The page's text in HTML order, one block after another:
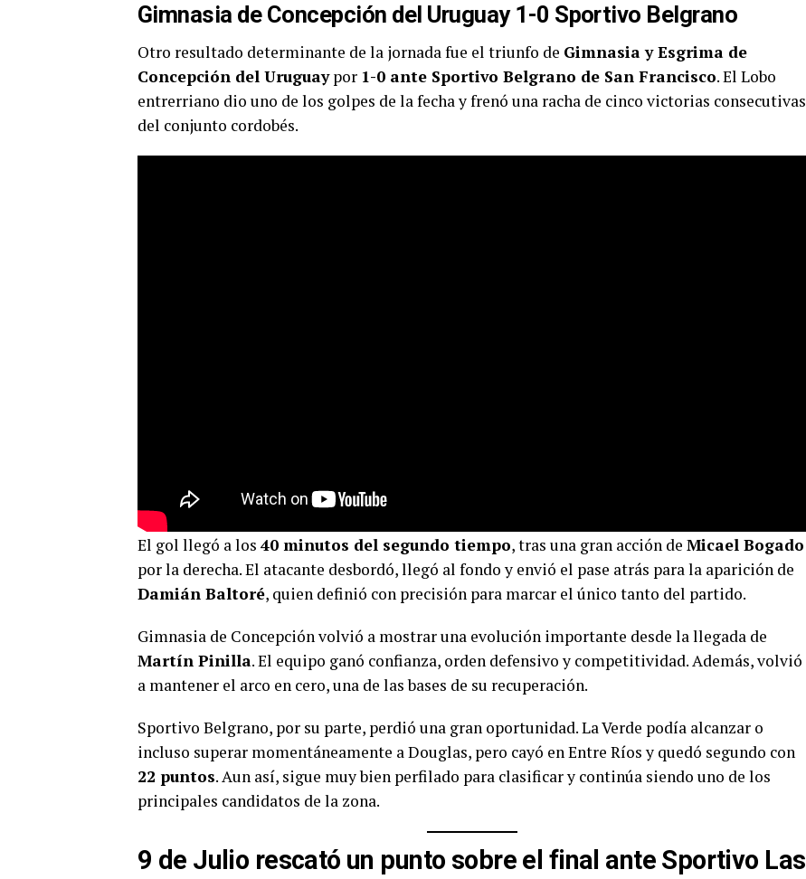
Gimnasia de Concepción del Uruguay 1-0 Sportivo Belgrano
Otro resultado determinante de la jornada fue el triunfo de Gimnasia y Esgrima de
Concepción del Uruguaypor 1-0 ante Sportivo Belgrano de San Francisco. El Lobo
entrerriano dio uno de los golpes de la fecha y frenó una racha de cinco victorias consecutivas
del conjunto cordobés.
El gol llegó a los 40 minutos del segundo tiempo, tras una gran acción de Micael Bogado
por la derecha. El atacante desbordó, llegó al fondo y envió el pase atrás para la aparición de
Damián Baltoré, quien definió con precisión para marcar el único tanto del partido.
Gimnasia de Concepción volvió a mostrar una evolución importante desde la llegada de
Martín Pinilla. El equipo ganó confianza, orden defensivo y competitividad. Además, volvió
a mantener el arco en cero, una de las bases de su recuperación.
Sportivo Belgrano, por su parte, perdió una gran oportunidad. La Verde podía alcanzar o
incluso superar momentáneamente a Douglas, pero cayó en Entre Ríos y quedó segundo con
22 puntos. Aun así, sigue muy bien perfilado para clasificar y continúa siendo uno de los
principales candidatos de la zona.
9 de Julio rescató un punto sobre el final ante Sportivo Las